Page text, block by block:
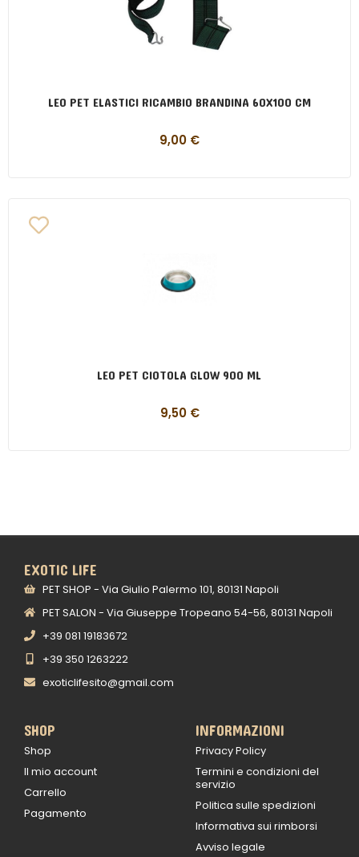
LEO PET ELASTICI RICAMBIO BRANDINA 60X100 CM
9,00 €
LEO PET CIOTOLA GLOW 900 ML
9,50 €
EXOTIC LIFE
PET SHOP - Via Giulio Palermo 101, 80131 Napoli
PET SALON - Via Giuseppe Tropeano 54-56, 80131 Napoli
+39 081 19183672
+39 350 1263222
exoticlifesito@gmail.com
SHOP
Shop
Il mio account
Carrello
Pagamento
INFORMAZIONI
Privacy Policy
Termini e condizioni del
servizio
Politica sulle spedizioni
Informativa sui rimborsi
Avviso legale